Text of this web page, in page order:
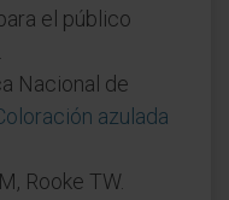
el público
Nacional de
azulada
Rooke TW.